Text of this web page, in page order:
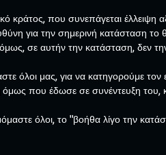
κράτος, που συνεπάγεται έλλειψη
για την σημερινή κατάσταση το
σε αυτήν την κατάσταση, δεν την
όλοι μας, για να κατηγορούμε
όμως που έδωσε σε συνέντευξη του,
όλοι, το "βοήθα λίγο την